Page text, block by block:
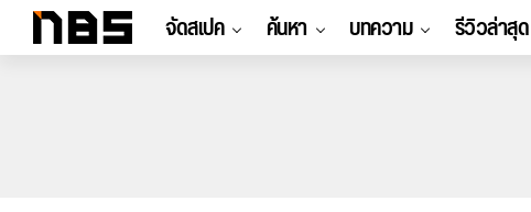
จัดสเปค ค้นหา บทความ รีวิวล่าสุด